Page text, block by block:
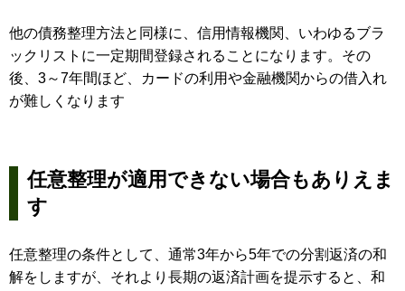
他の債務整理方法と同様に、信用情報機関、いわゆるブラ
ックリストに一定期間登録されることになります。その
後、3～7年間ほど、カードの利用や金融機関からの借入れ
が難しくなります
任意整理が適用できない場合もありえま
す
任意整理の条件として、通常3年から5年での分割返済の和
解をしますが、それより長期の返済計画を提示すると、和